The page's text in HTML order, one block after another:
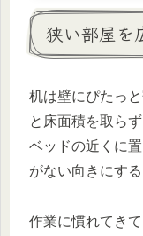
狭い部屋を
机は壁にぴたっ
と床面積を取ら
ベッドの近くに
がない向きにす
作業に慣れてき